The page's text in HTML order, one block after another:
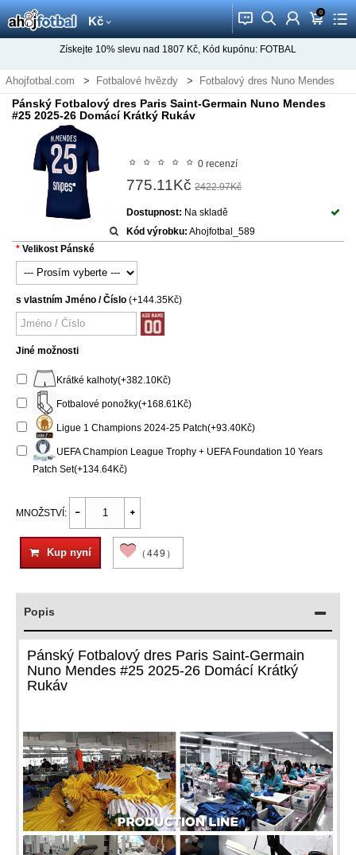
Kč 󰂱 󰂨 󰃳 0
󰃦 󰃖
Získejte 10% slevu nad 1807 Kč, Kód kupónu: FOTBAL
Ahojfotbal.com Fotbalové hvězdy Fotbalový dres Nuno Mendes
Pánský Fotbalový dres Paris Saint-Germain Nuno Mendes
#25 2025-26 Domácí Krátký Rukáv
0 recenzí
775.11Kč 2422.97Kč
Dostupnost: Na skladě
Kód výrobku: Ahojfotbal_589
Velikost Pánské
s vlastním Jméno / Číslo (+144.35Kč)
Jiné možnosti
Krátké kalhoty(+382.10Kč)
Fotbalové ponožky(+168.61Kč)
Ligue 1 Champions 2024-25 Patch(+93.40Kč)
UEFA Champion League Trophy + UEFA Foundation 10 Years
Patch Set(+134.64Kč)
MNOŽSTVÍ:
Kup nyní （449）
Popis
Pánský Fotbalový dres Paris Saint-Germain
Nuno Mendes #25 2025-26 Domácí Krátký
Rukáv